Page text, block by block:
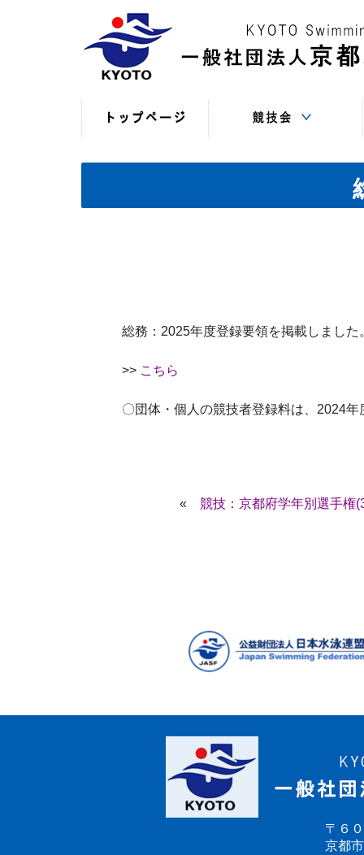
（現年度）
（過年度以前）
（申込・連絡事項等）
総務：2025年度登録要領を掲載しました
>> こちら
〇団体・個人の競技者登録料は、2024
« 競技：京都府学年別選手権
〒６
京都